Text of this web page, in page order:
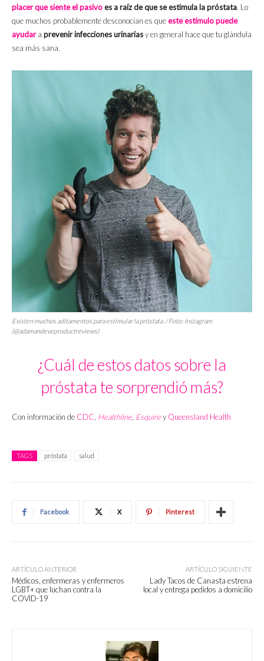
placer que siente el pasivoes a raíz de que se estimula la próstata. Lo
que muchos probablemente desconocían es queeste estímulo puede
ayudara prevenir infecciones urinariasy en general hace que tu glándula
sea más sana.
Existen muchos aditamentos para estimular la próstata. / Foto: Instagram
(@adamandeveproductreviews)
¿Cuál de estos datos sobre la
próstata te sorprendió más?
Con información de CDC, Healthline, Esquirey Queensland Health
TAGS próstata salud
Facebook X Pinterest
ARTÍCULO ANTERIOR
Médicos, enfermeras y enfermeros
LGBT+ que luchan contra la
COVID-19
ARTÍCULO SIGUIENTE
Lady Tacos de Canasta estrena
local y entrega pedidos a domicilio